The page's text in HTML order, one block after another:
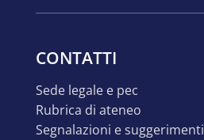
CONTATTI
sede legale e pec
rubrica di ateneo
segnalazioni e suggerimenti